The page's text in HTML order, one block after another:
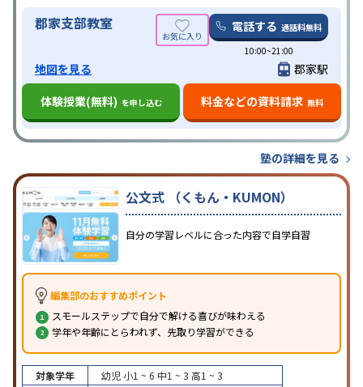
郡家支部教室 電話する 通話料無料
10:00~21:00
地図を見る
郡家駅
体験授業(無料) を申し込む 料金などの資料請求 無料
塾の詳細を見る
公文式 （くもん・KUMON）
自分の学習レベルに合った内容で自学自習
編集部のおすすめポイント
スモールステップで自分で解ける喜びが味わえる
学年や年齢にとらわれず、先取り学習ができる
対象学年 幼児 小1 ~ 6 中1 ~ 3 高1 ~ 3